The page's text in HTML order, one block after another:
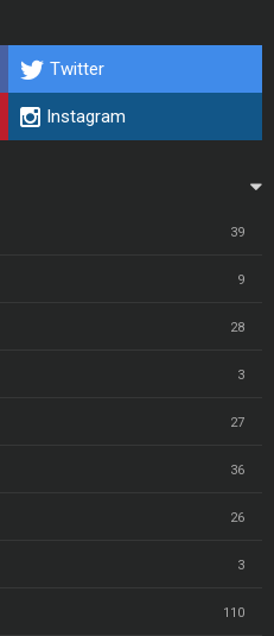
Twitter
Instagram
39
9
28
3
27
36
26
3
110